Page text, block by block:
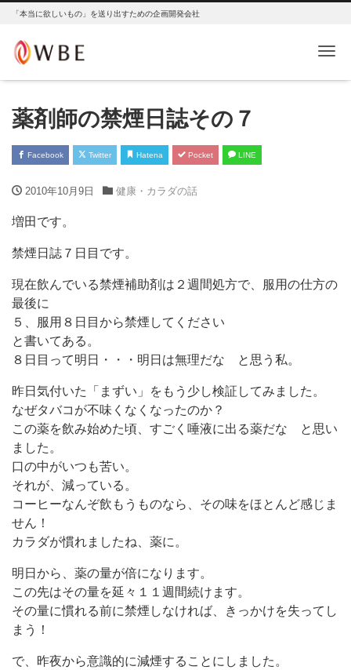
「本当に欲しいもの」を送り出すための企画開発会社
薬剤師の禁煙日誌その７
Facebook Twitter Hatena Pocket LINE
2010年10月9日 健康・カラダの話
増田です。
禁煙日誌７日目です。
現在飲んでいる禁煙補助剤は２週間処方で、服用の仕方の
最後に
５、服用８日目から禁煙してください
と書いてある。
８日目って明日・・・明日は無理だな と思う私。
昨日気付いた「まずい」をもう少し検証してみました。
なぜタバコが不味くなくなったのか？
この薬を飲み始めた頃、すごく唾液に出る薬だな と思い
ました。
口の中がいつも苦い。
それが、減っている。
コーヒーなんぞ飲もうものなら、その味をほとんど感じま
せん！
カラダが慣れましたね、薬に。
明日から、薬の量が倍になります。
この先はその量を延々１１週間続けます。
その量に慣れる前に禁煙しなければ、きっかけを失ってし
まう！
で、昨夜から意識的に減煙することにしました。